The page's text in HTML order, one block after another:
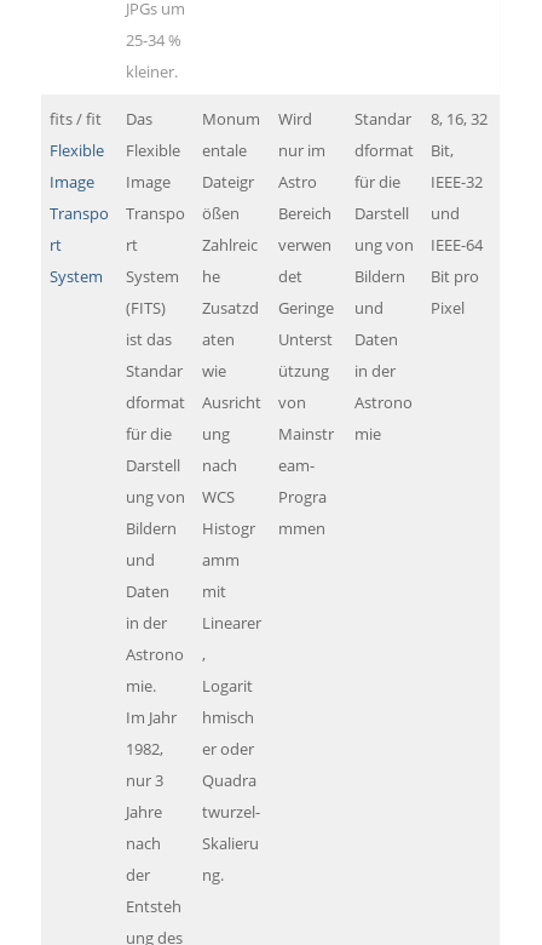
JPGs um
25-34 %
kleiner.
fits / fit
Flexible
Image
Transpo
rt
System
Das
Flexible
Image
Transpo
rt
System
(FITS)
ist das
Standar
dformat
für die
Darstell
ung von
Bildern
und
Daten
in der
Astrono
mie.
Im Jahr
1982,
nur 3
Jahre
nach
der
Entsteh
ung des
Monum
entale
Dateigr
ößen
Zahlreic
he
Zusatzd
aten
wie
Ausricht
ung
nach
WCS
Histogr
amm
mit
Linearer
,
Logarit
hmisch
er oder
Quadra
twurzel-
Skalieru
ng.
Wird
nur im
Astro
Bereich
verwen
det
Geringe
Unterst
ützung
von
Mainstr
eam-
Progra
mmen
Standar
dformat
für die
Darstell
ung von
Bildern
und
Daten
in der
Astrono
mie
8, 16, 32
Bit,
IEEE-32
und
IEEE-64
Bit pro
Pixel